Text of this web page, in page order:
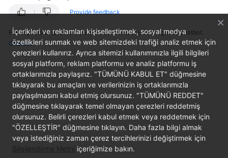
Guide
Best
Practices
API
Reference
FAQs
More
Documents
Provide feedback
For any further questions, feel free to contact us through the chatbot.
Chatbot
İçerikleri ve reklamları kişiselleştirmek, sosyal medya
özellikleri sunmak ve web sitemizdeki trafiği analiz etmek için
çerezleri kullanırız. Ayrıca sitemizi kullanımınızla ilgili bilgileri
sosyal platform, reklam platformu ve analiz platformu iş
ortaklarımızla paylaşırız. "TÜMÜNÜ KABUL ET" düğmesine
tıklayarak bu amaçları ve verilerinizin iş ortaklarımızla
paylaşılmasını kabul etmiş olursunuz. "TÜMÜNÜ REDDET"
düğmesine tıklayarak temel olmayan çerezleri reddetmiş
olursunuz. Belirli çerezleri kabul etmek veya reddetmek için
"ÖZELLEŞTİR" düğmesine tıklayın. Daha fazla bilgi almak
veya istediğiniz zaman çerez tercihlerinizi değiştirmek için
Bilgilendirme Metni içeriğimize bakın.